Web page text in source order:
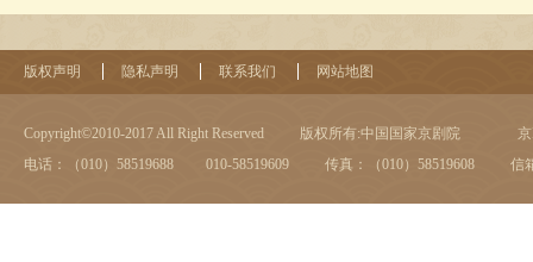
版权声明 隐私声明 联系我们 网站地图
Copyright©2010-2017 All Right Reserved 版权所有:中国国家京剧院
电话：（010）58519688 010-58519609
传真：（010）58519608 信